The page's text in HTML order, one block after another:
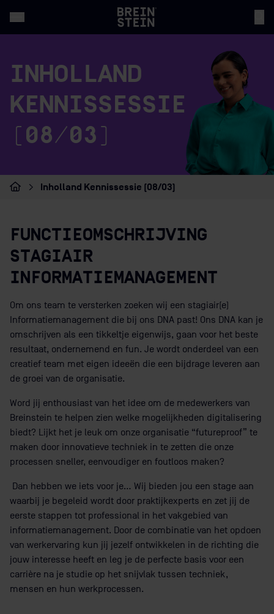
INHOLLAND
KENNISSESSIE
(08/03)
Home
Inholland Kennissessie (08/03)
FUNCTIEOMSCHRIJVING
STAGIAIR
INFORMATIEMANAGEMENT
Om ons team te versterken zoeken wij een stagiair(e)
Informatiemanagement die bij ons DNA past! Ons DNA kan je
omschrijven als een tikkeltje eigenwijs, gaan voor het beste
resultaat, ondernemend en fun. Je wordt onderdeel van een
creatief team met eigen ideeën die een bijdrage leveren aan
de groei van de organisatie.
Word jij enthousiast van het idee om de medewerkers van
Breinstein te helpen zien welke mogelijkheden digitalisering
biedt? Lijkt het je leuk om onze organisatie “futureproof” te
maken door innovatieve techniek in te zetten die onze
processen sneller, eenvoudiger en foutloos maken?
Dan hebben we iets voor je… Wij bieden jou een stage aan
waarbij je begeleid wordt door praktijkexperts en zet jij de
eerste stappen tot professional in het vakgebied van
informatiemanagement. Door de combinatie van het opdoen
van werkervaring kun jij jezelf ontwikkelen in de richting die
jouw interesse heeft en leg je de perfecte basis voor een
carrière na je studie op het snijvlak tussen techniek,
mensen en hun werkprocessen.